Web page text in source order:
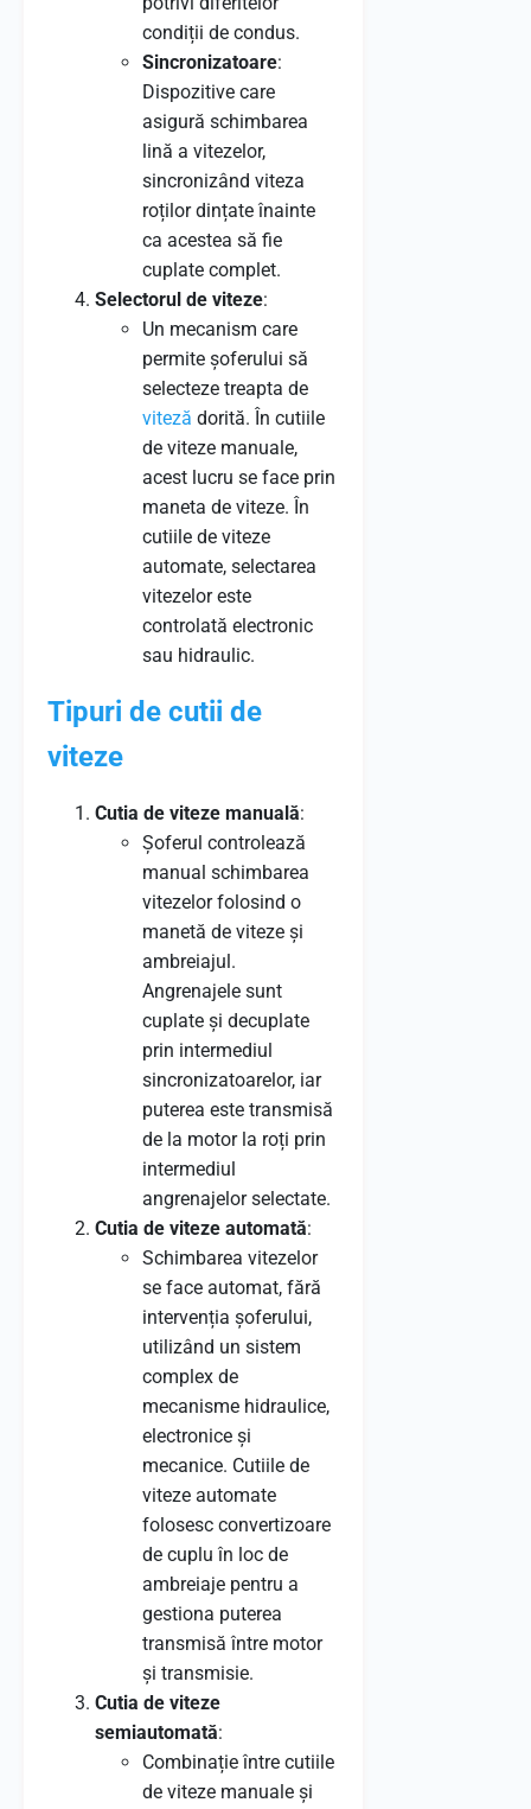
condiții de condus.
Sincronizatoare:
Dispozitive care
asigură schimbarea
lină a vitezelor,
sincronizând viteza
roților dințate înainte
ca acestea să fie
cuplate complet.
Selectorul de viteze:
Un mecanism care
permite șoferului să
selecteze treapta de
viteză dorită. În cutiile
de viteze manuale,
acest lucru se face prin
maneta de viteze. În
cutiile de viteze
automate, selectarea
vitezelor este
controlată electronic
sau hidraulic.
Tipuri de cutii de
viteze
Cutia de viteze manuală:
Șoferul controlează
manual schimbarea
vitezelor folosind o
manetă de viteze și
ambreiajul.
Angrenajele sunt
cuplate și decuplate
prin intermediul
sincronizatoarelor, iar
puterea este transmisă
de la motor la roți prin
intermediul
angrenajelor selectate.
Cutia de viteze automată:
Schimbarea vitezelor
se face automat, fără
intervenția șoferului,
utilizând un sistem
complex de
mecanisme hidraulice,
electronice și
mecanice. Cutiile de
viteze automate
folosesc convertizoare
de cuplu în loc de
ambreiaje pentru a
gestiona puterea
transmisă între motor
și transmisie.
Cutia de viteze
semiautomată:
Combinație între cutiile
de viteze manuale și